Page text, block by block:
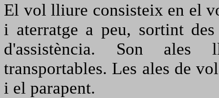
El vol lliure consisteix en el
i aterratge a peu, sortint
d'assistència. Son ales
transportables. Les ales de
i el parapent.